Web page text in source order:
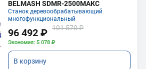
BELMASH SDMR-2500МАКС
Станок деревообрабатывающий
многофункциональный
96 492 ₽ 101 570 ₽
Экономия: 5 078 ₽
В корзину